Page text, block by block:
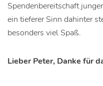
Spendenbereitschaft
ein tieferer Sinn dahinter
besonders viel Spaß.
Lieber Peter, Danke für